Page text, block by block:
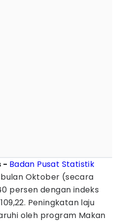
- Badan Pusat Statistik
bulan Oktober (secara
persen dengan indeks
Peningkatan laju
oleh program Makan